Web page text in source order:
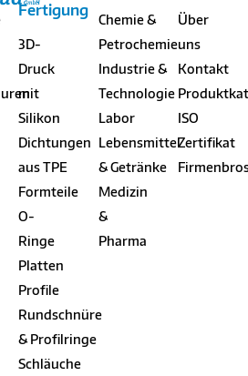
Fertigung
3D-
Druck
mit
Silikon
Dichtungen
aus TPE
Formteile
O-
Ringe
Platten
Profile
Rundschnüre
& Profilringe
Schläuche
Chemie &
Petrochemie
Industrie &
Technologie
Labor
Lebensmittel
& Getränke
Medizin
&
Pharma
Über
uns
Kontakt
ISO
Zertifikat